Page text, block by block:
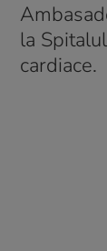
la
cardiace.